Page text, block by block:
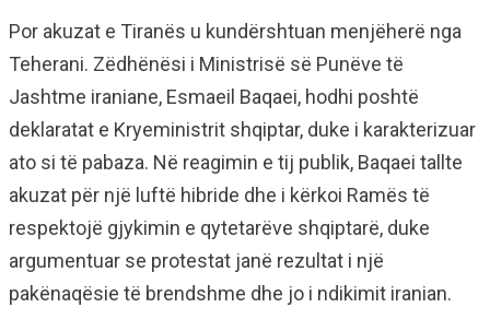
Por akuzat e Tiranës u kundërshtuan menjëherë nga
Teherani. Zëdhënësi i Ministrisë së Punëve të
Jashtme iraniane, Esmaeil Baqaei, hodhi poshtë
deklaratat e Kryeministrit shqiptar, duke i karakterizuar
ato si të pabaza. Në reagimin e tij publik, Baqaei tallte
akuzat për një luftë hibride dhe i kërkoi Ramës të
respektojë gjykimin e qytetarëve shqiptarë, duke
argumentuar se protestat janë rezultat i një
pakënaqësie të brendshme dhe jo i ndikimit iranian.